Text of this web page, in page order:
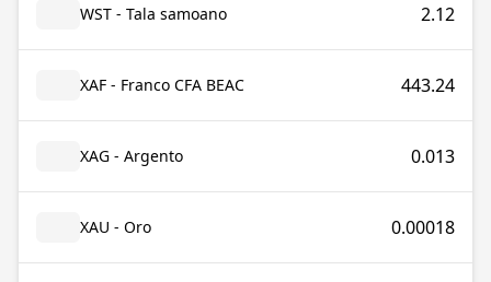
WST - Tala samoano 2.12
XAF - Franco CFA BEAC 443.24
XAG - Argento 0.013
XAU - Oro 0.00018